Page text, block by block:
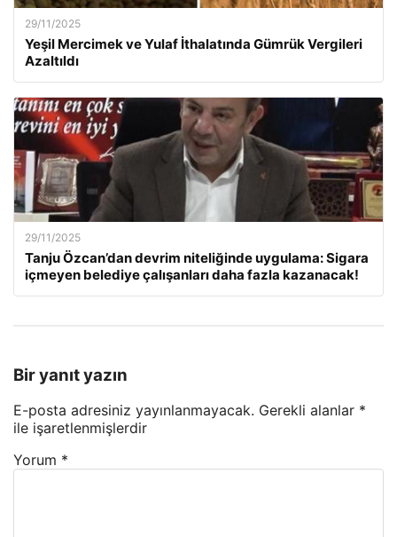
29/11/2025
Yeşil Mercimek ve Yulaf İthalatında Gümrük Vergileri
Azaltıldı
29/11/2025
Tanju Özcan’dan devrim niteliğinde uygulama: Sigara
içmeyen belediye çalışanları daha fazla kazanacak!
Bir yanıt yazın
E-posta adresiniz yayınlanmayacak. Gerekli alanlar *
ile işaretlenmişlerdir
Yorum *